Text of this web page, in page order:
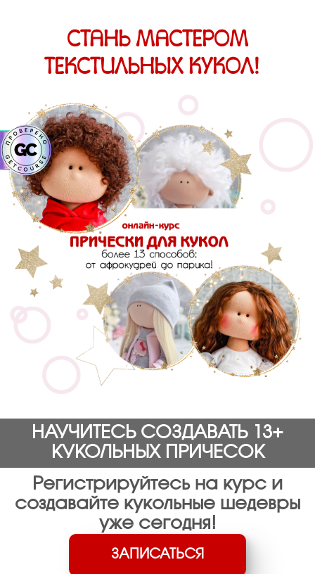
СТАНЬ МАСТЕРОМ
ТЕКСТИЛЬНЫХ КУКОЛ!
НАУЧИТЕСЬ СОЗДАВАТЬ 13+
КУКОЛЬНЫХ ПРИЧЕСОК
Регистрируйтесь на курс и
создавайте кукольные шедевры
уже сегодня!
ЗАПИСАТЬСЯ